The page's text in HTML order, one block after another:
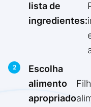
lista de
ingredientes:
Escolha
alimento
apropriado